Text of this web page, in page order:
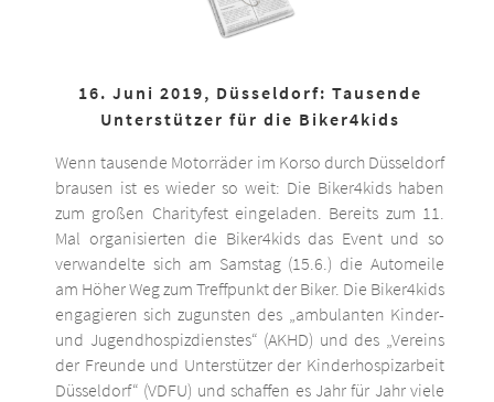
16. Juni 2019, Düsseldorf: Tausende
Unterstützer für die Biker4kids
Wenn tausende Motorräder im Korso durch Düsseldorf
brausen ist es wieder so weit: Die Biker4kids haben
zum großen Charityfest eingeladen. Bereits zum 11.
Mal organisierten die Biker4kids das Event und so
verwandelte sich am Samstag (15.6.) die Automeile
am Höher Weg zum Treffpunkt der Biker. Die Biker4kids
engagieren sich zugunsten des „ambulanten Kinder-
und Jugendhospizdienstes“ (AKHD) und des „Vereins
der Freunde und Unterstützer der Kinderhospizarbeit
Düsseldorf“ (VDFU) und schaffen es Jahr für Jahr viele